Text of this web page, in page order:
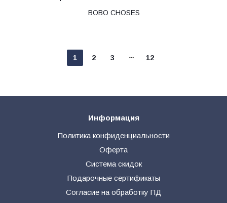
BOBO CHOSES
1 2 3 12
Информация
Политика конфиденциальности
Оферта
Система скидок
Подарочные сертификаты
Согласие на обработку ПД